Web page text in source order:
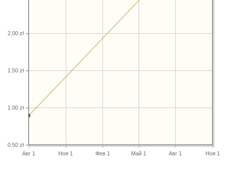
Авг 1 Ноя 1 Фев 1 Май 1 Авг 1 Ноя 1
0.50 zł
1.00 zł
1.50 zł
2.00 zł